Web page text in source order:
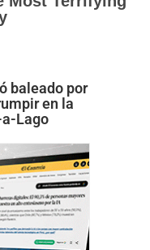
baleado por
en la
Lago